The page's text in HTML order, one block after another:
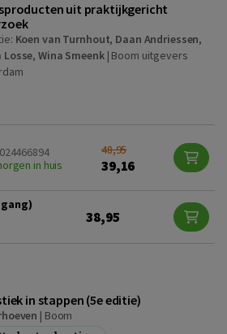
uit praktijkgericht
Koen van Turnhout, Daan Andriessen,
Losse,Wina Smeenk| Boom uitgevers
in huis
48,95
39,16
38,95
in stappen (5e editie)
| Boom